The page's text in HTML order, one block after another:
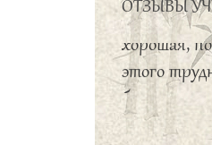
ОТЗЫВЫ
хорошая,
этого
без